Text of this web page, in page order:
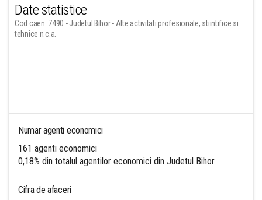
Date statistice
Cod caen: 7490 - Judetul Bihor - Alte activitati profesionale, stiintifice si
tehnice n.c.a.
Numar agenti economici
161 agenti economici
0,18% din totalul agentilor economici din Judetul Bihor
Cifra de afaceri